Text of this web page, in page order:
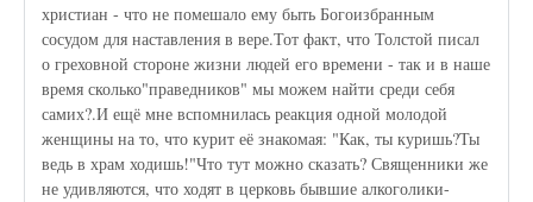
христиан - что не помешало ему быть Богоизбранным
сосудом для наставления в вере.Тот факт, что Толстой писал
о греховной стороне жизни людей его времени - так и в наше
время сколько"праведников" мы можем найти среди себя
самих?.И ещё мне вспомнилась реакция одной молодой
женщины на то, что курит её знакомая: "Как, ты куришь?Ты
ведь в храм ходишь!"Что тут можно сказать? Священники же
не удивляются, что ходят в церковь бывшие алкоголики-